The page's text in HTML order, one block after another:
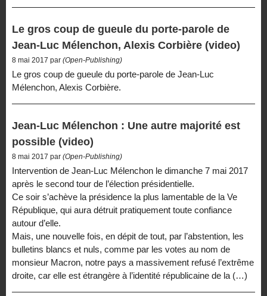
Le gros coup de gueule du porte-parole de
Jean-Luc Mélenchon, Alexis Corbière (video)
8 mai 2017 par (Open-Publishing)
Le gros coup de gueule du porte-parole de Jean-Luc
Mélenchon, Alexis Corbière.
Jean-Luc Mélenchon : Une autre majorité est
possible (video)
8 mai 2017 par (Open-Publishing)
Intervention de Jean-Luc Mélenchon le dimanche 7 mai 2017
après le second tour de l’élection présidentielle.
Ce soir s’achève la présidence la plus lamentable de la Ve
République, qui aura détruit pratiquement toute confiance
autour d’elle.
Mais, une nouvelle fois, en dépit de tout, par l’abstention, les
bulletins blancs et nuls, comme par les votes au nom de
monsieur Macron, notre pays a massivement refusé l’extrême
droite, car elle est étrangère à l’identité républicaine de la (…)